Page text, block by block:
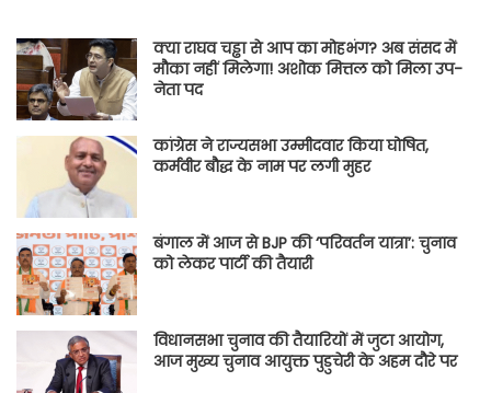
क्या राघव चड्ढा से आप का मोहभंग? अब संसद में
मौका नहीं मिलेगा! अशोक मित्तल को मिला उप-
नेता पद
कांग्रेस ने राज्यसभा उम्मीदवार किया घोषित,
कर्मवीर बौद्ध के नाम पर लगी मुहर
बंगाल में आज से BJP की ‘परिवर्तन यात्रा’: चुनाव
को लेकर पार्टी की तैयारी
विधानसभा चुनाव की तैयारियों में जुटा आयोग,
आज मुख्य चुनाव आयुक्त पुडुचेरी के अहम दौरे पर